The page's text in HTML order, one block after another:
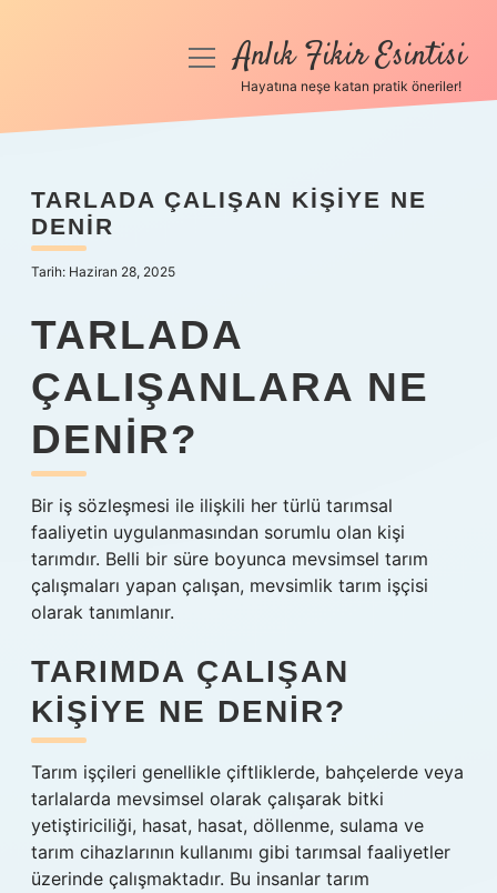
Anasayfa
Yasal Uyarı
Hakkımızda
menüyüAnlık Fikir Esintisi
Hayatına neşe katan pratik öneriler!
TARLADA ÇALIŞAN KIŞIYE NE
DENIR
Tarih: Haziran 28, 2025
TARLADA
ÇALIŞANLARA NE
DENIR?
Bir iş sözleşmesi ile ilişkili her türlü tarımsal
faaliyetin uygulanmasından sorumlu olan kişi
tarımdır. Belli bir süre boyunca mevsimsel tarım
çalışmaları yapan çalışan, mevsimlik tarım işçisi
olarak tanımlanır.
TARIMDA ÇALIŞAN
KIŞIYE NE DENIR?
Tarım işçileri genellikle çiftliklerde, bahçelerde veya
tarlalarda mevsimsel olarak çalışarak bitki
yetiştiriciliği, hasat, hasat, döllenme, sulama ve
tarım cihazlarının kullanımı gibi tarımsal faaliyetler
üzerinde çalışmaktadır. Bu insanlar tarım